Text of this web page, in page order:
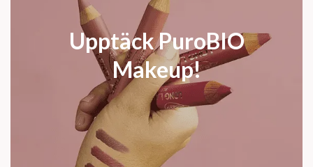
Upptäck PuroBIO
Makeup!